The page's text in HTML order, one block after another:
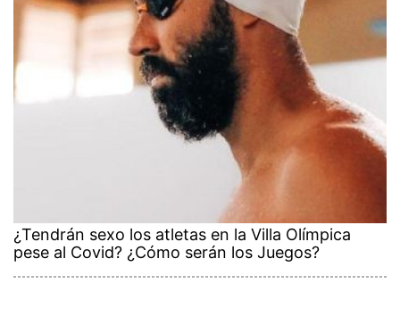
¿Tendrán sexo los atletas en la Villa Olímpica
pese al Covid? ¿Cómo serán los Juegos?